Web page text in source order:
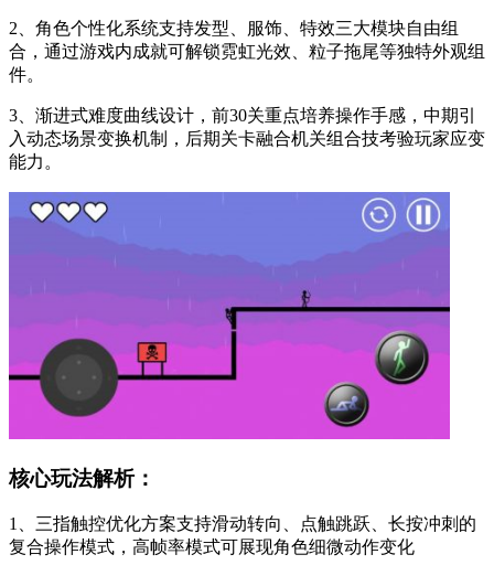
2、角色个性化系统支持发型、服饰、特效三大模块自由组
合，通过游戏内成就可解锁霓虹光效、粒子拖尾等独特外观组
件。
3、渐进式难度曲线设计，前30关重点培养操作手感，中期引
入动态场景变换机制，后期关卡融合机关组合技考验玩家应变
能力。
核心玩法解析：
1、三指触控优化方案支持滑动转向、点触跳跃、长按冲刺的
复合操作模式，高帧率模式可展现角色细微动作变化